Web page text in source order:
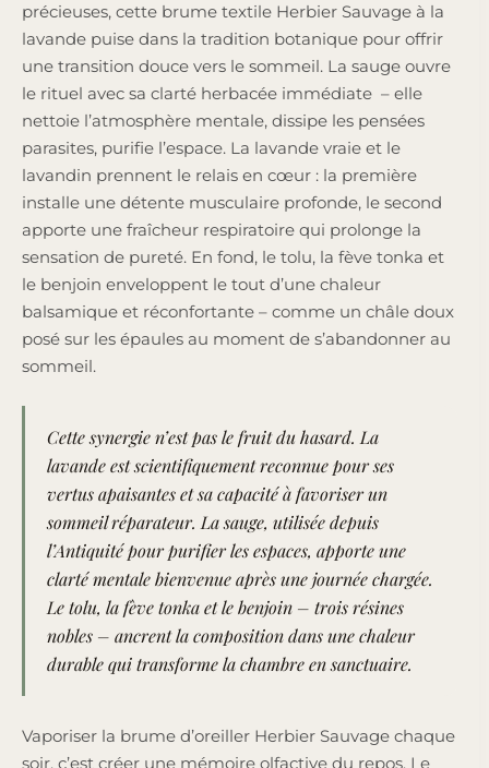
précieuses, cette brume textile Herbier Sauvage à la
lavande puise dans la tradition botanique pour offrir
une transition douce vers le sommeil. La sauge ouvre
le rituel avec sa clarté herbacée immédiate – elle
nettoie l’atmosphère mentale, dissipe les pensées
parasites, purifie l’espace. La lavande vraie et le
lavandin prennent le relais en cœur : la première
installe une détente musculaire profonde, le second
apporte une fraîcheur respiratoire qui prolonge la
sensation de pureté. En fond, le tolu, la fève tonka et
le benjoin enveloppent le tout d’une chaleur
balsamique et réconfortante – comme un châle doux
posé sur les épaules au moment de s’abandonner au
sommeil.
Cette synergie n’est pas le fruit du hasard. La
lavande est scientifiquement reconnue pour ses
vertus apaisantes et sa capacité à favoriser un
sommeil réparateur. La sauge, utilisée depuis
l’Antiquité pour purifier les espaces, apporte une
clarté mentale bienvenue après une journée chargée.
Le tolu, la fève tonka et le benjoin – trois résines
nobles – ancrent la composition dans une chaleur
durable qui transforme la chambre en sanctuaire.
Vaporiser la brume d’oreiller Herbier Sauvage chaque
soir, c’est créer une mémoire olfactive du repos. Le